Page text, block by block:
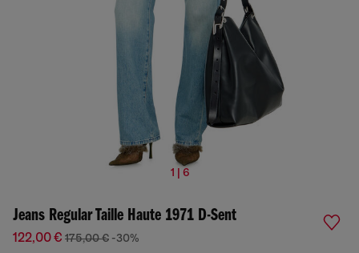
1 | 6
Jeans Regular Taille Haute 1971 D-Sent
122,00 € 175,00 € -30%